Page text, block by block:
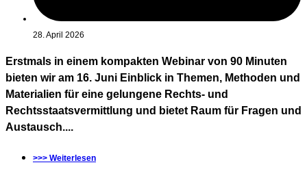
28. April 2026
Erstmals in einem kompakten Webinar von 90 Minuten
bieten wir am 16. Juni Einblick in Themen, Methoden und
Materialien für eine gelungene Rechts- und
Rechtsstaatsvermittlung und bietet Raum für Fragen und
Austausch....
>>> Weiterlesen